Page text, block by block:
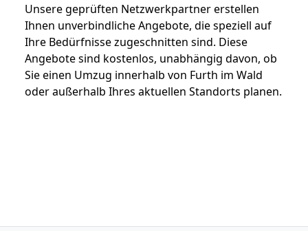
Unsere geprüften Netzwerkpartner erstellen
Ihnen unverbindliche Angebote, die speziell auf
Ihre Bedürfnisse zugeschnitten sind. Diese
Angebote sind kostenlos, unabhängig davon, ob
Sie einen Umzug innerhalb von Furth im Wald
oder außerhalb Ihres aktuellen Standorts planen.